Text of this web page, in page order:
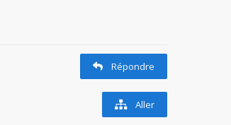
Répondre
Aller